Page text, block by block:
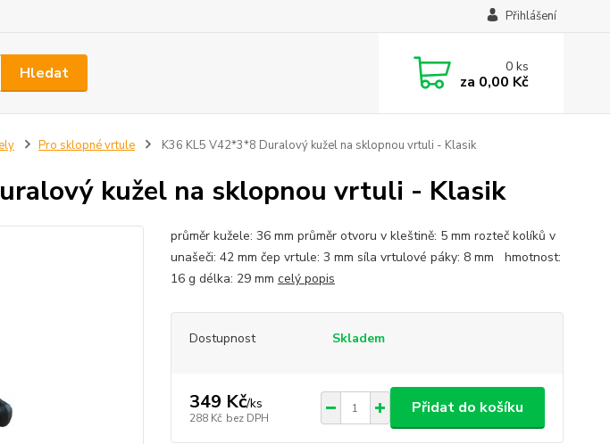
Přihlášení
Hledat 0ks
za 0,00 Kč
Pro sklopné vrtule K36 KL5 V42*3*8 Duralový kužel na sklopnou vrtuli - Klasik
kužel na sklopnou vrtuli - Klasik
průměr kužele: 36 mm průměr otvoru v kleštině: 5 mm rozteč kolíků v
unašeči: 42 mm čep vrtule: 3 mm síla vrtulové páky: 8 mm hmotnost:
16 g délka: 29 mm celý popis
Dostupnost Skladem
349 Kč/ks
288 Kč bez DPH
Přidat do košíku